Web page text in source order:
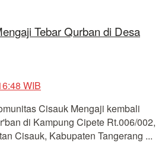
Tebar Qurban di Desa
WIB
Cisauk Mengaji kembali
di Kampung Cipete Rt.006/002,
Cisauk, Kabupaten Tangerang ...